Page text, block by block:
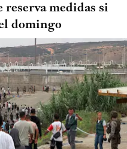
reserva medidas si
domingo